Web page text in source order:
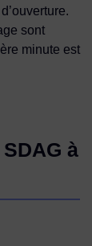
sont
minute est
à